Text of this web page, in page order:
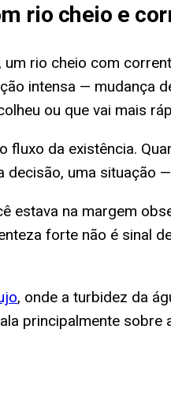
rio cheio e
rio cheio com
intensa — mudança
ou que vai mais
fluxo da existência.
uma situação
estava na margem
forte não é sinal
, onde a turbidez da
principalmente